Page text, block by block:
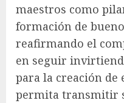
maestros como
formación de
reafirmando el
en seguir
para la creación de
permita transmitir